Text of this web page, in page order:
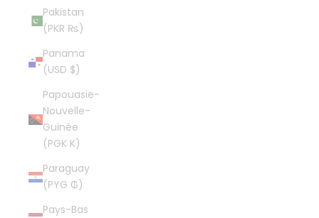
Pakistan
(PKR ₨)
Panama
(USD $)
Papouasie-
Nouvelle-
Guinée
(PGK K)
Paraguay
(PYG ₲)
Pays-Bas